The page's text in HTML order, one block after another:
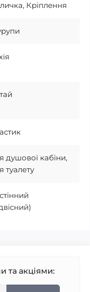
Кріплення
душової кабіни,
туалету
та акціями: